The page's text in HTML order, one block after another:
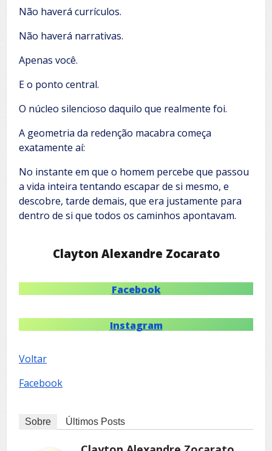
Não haverá currículos.
Não haverá narrativas.
Apenas você.
E o ponto central.
O núcleo silencioso daquilo que realmente foi.
A geometria da redenção macabra começa
exatamente aí:
No instante em que o homem percebe que passou
a vida inteira tentando escapar de si mesmo, e
descobre, tarde demais, que era justamente para
dentro de si que todos os caminhos apontavam.
Clayton Alexandre Zocarato
Facebook
Instagram
Voltar
Facebook
Sobre Últimos Posts